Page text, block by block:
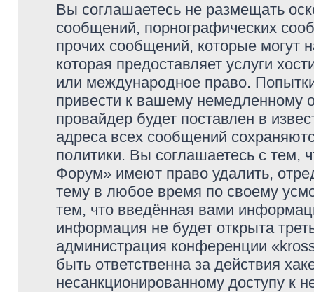
Вы соглашаетесь не размещать
сообщений, порнографических
прочих сообщений, которые могут
которая предоставляет услуги
или международное право.
привести к вашему немедленному
провайдер будет поставлен в
адреса всех сообщений
политики. Вы соглашаетесь с тем,
Форум» имеют право удалить,
тему в любое время по своему
тем, что введённая вами
информация не будет открыта
администрация конференции
быть ответственна за действия
несанкционированному доступу к